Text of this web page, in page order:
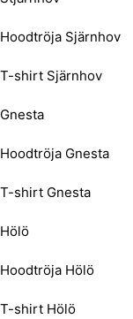
Hoodtröja Sjärnhov
T-shirt Sjärnhov
Gnesta
Hoodtröja Gnesta
T-shirt Gnesta
Hölö
Hoodtröja Hölö
T-shirt Hölö